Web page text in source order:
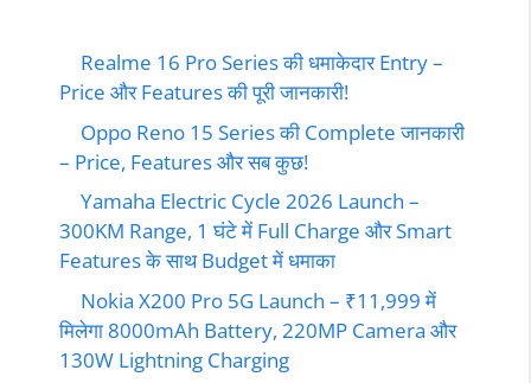
Realme 16 Pro Series की धमाकेदार Entry –
Price और Features की पूरी जानकारी!
Oppo Reno 15 Series की Complete जानकारी
– Price, Features और सब कुछ!
Yamaha Electric Cycle 2026 Launch –
300KM Range, 1 घंटे में Full Charge और Smart
Features के साथ Budget में धमाका
Nokia X200 Pro 5G Launch – ₹11,999 में
मिलेगा 8000mAh Battery, 220MP Camera और
130W Lightning Charging